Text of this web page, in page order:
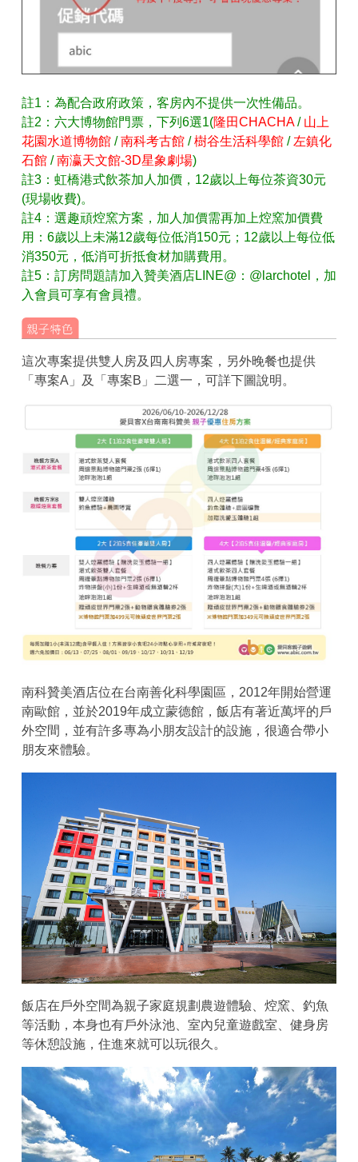
註1：為配合政府政策，客房內不提供一次性備品。
註2：六大博物館門票，下列6選1(隆田CHACHA/ 山上
花園水道博物館/南科考古館/樹谷生活科學館/ 左鎮化
石館/南瀛天文館-3D星象劇場)
註3：虹橋港式飲茶加人加價，12歲以上每位茶資30元
(現場收費)。
註4：選趣頑焢窯方案，加人加價需再加上焢窯加價費
用：6歲以上未滿12歲每位低消150元；12歲以上每位低
消350元，低消可折抵食材加購費用。
註5：訂房問題請加入贊美酒店LINE@：@larchotel，加
入會員可享有會員禮。
這次專案提供雙人房及四人房專案，另外晚餐也提供
「專案A」及「專案B」二選一，可詳下圖說明。
南科贊美酒店位在台南善化科學園區，2012年開始營運
南歐館，並於2019年成立蒙德館，飯店有著近萬坪的戶
外空間，並有許多專為小朋友設計的設施，很適合帶小
朋友來體驗。
飯店在戶外空間為親子家庭規劃農遊體驗、焢窯、釣魚
等活動，本身也有戶外泳池、室內兒童遊戲室、健身房
等休憩設施，住進來就可以玩很久。